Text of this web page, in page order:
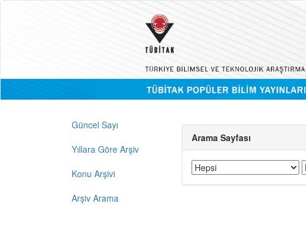
Güncel Sayı
Yıllara Göre Arşiv
Konu Arşivi
Arşiv Arama
Arama Sayfası